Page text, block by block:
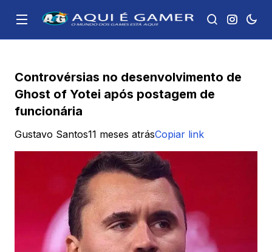
Controvérsias no desenvolvimento de
Ghost of Yotei após postagem de
funcionária
Gustavo Santos11 meses atrásCopiar link